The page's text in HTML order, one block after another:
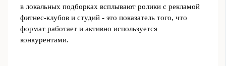
в локальных подборках всплывают ролики с рекламой
фитнес-клубов и студий - это показатель того, что
формат работает и активно используется
конкурентами.